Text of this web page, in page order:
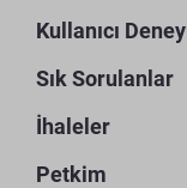
Kullanıcı
Sık Sorulanlar
İhaleler
Petkim